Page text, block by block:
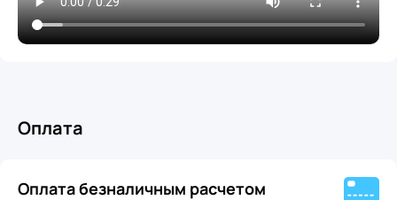
Оплата
Оплата безналичным расчетом